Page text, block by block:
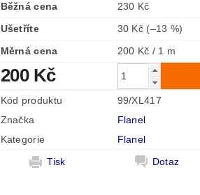
Běžná cena
230 Kč
Ušetříte
30 Kč (–13 %)
Měrná cena
200 Kč / 1 m
200 Kč
Kód produktu
99/XL417
Značka
Flanel
Kategorie
Flanel
Tisk
Dotaz